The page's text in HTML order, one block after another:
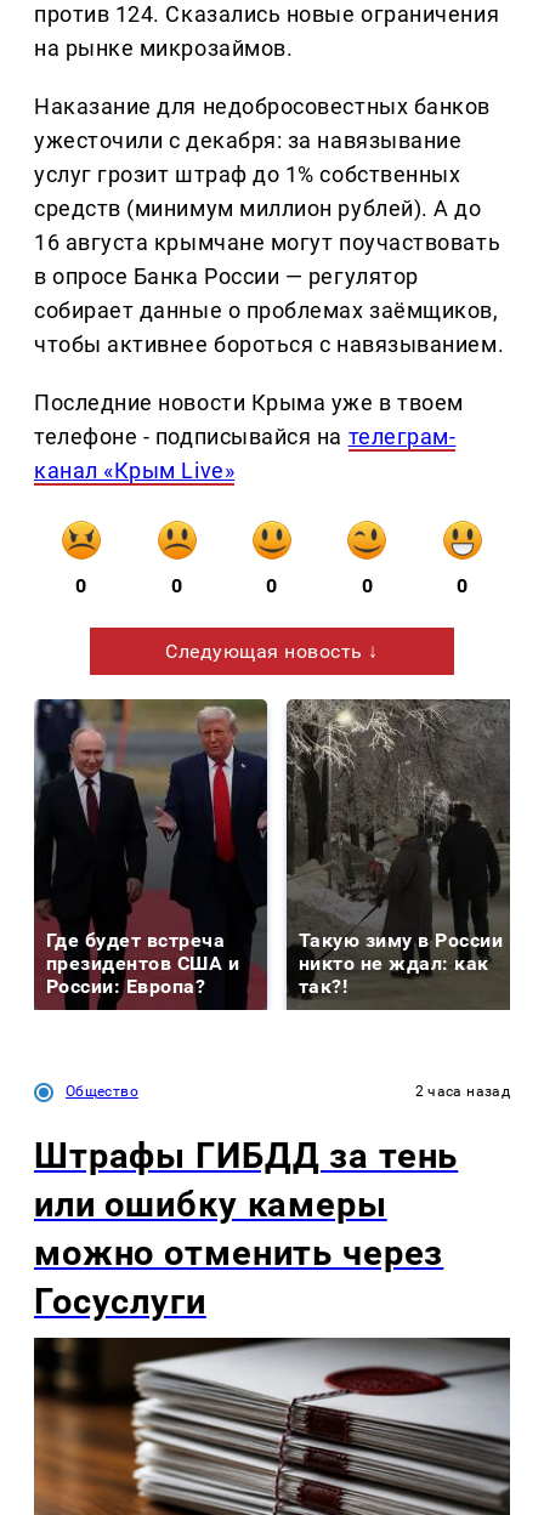
против 124. Сказались новые ограничения
на рынке микрозаймов.
Наказание для недобросовестных банков
ужесточили с декабря: за навязывание
услуг грозит штраф до 1% собственных
средств (минимум миллион рублей). А до
16 августа крымчане могут поучаствовать
в опросе Банка России — регулятор
собирает данные о проблемах заёмщиков,
чтобы активнее бороться с навязыванием.
Последние новости Крыма уже в твоем
телефоне - подписывайся на телеграм-
канал «Крым Live»
0 0 0 0 0
Следующая новость ↓
Где будет встреча
президентов США и
России: Европа?
Такую зиму в России
никто не ждал: как
так?!
Общество 2 часа назад
Штрафы ГИБДД за тень
или ошибку камеры
можно отменить через
Госуслуги